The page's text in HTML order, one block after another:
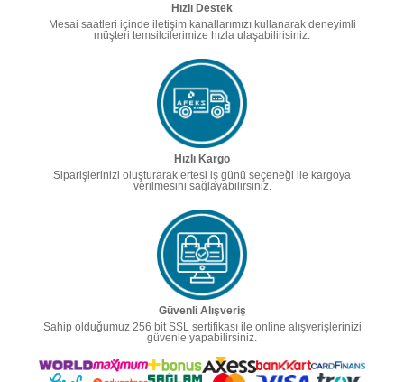
Hızlı Destek
Mesai saatleri içinde iletişim kanallarımızı kullanarak deneyimli
müşteri temsilcilerimize hızla ulaşabilirisiniz.
Hızlı Kargo
Siparişlerinizi oluşturarak ertesi iş günü seçeneği ile kargoya
verilmesini sağlayabilirsiniz.
Güvenli Alışveriş
Sahip olduğumuz 256 bit SSL sertifikası ile online alışverişlerinizi
güvenle yapabilirsiniz.